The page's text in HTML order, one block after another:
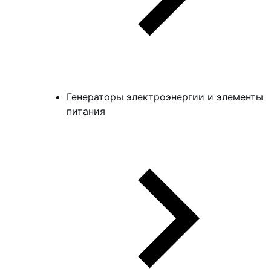
Генераторы электроэнергии и элементы
питания